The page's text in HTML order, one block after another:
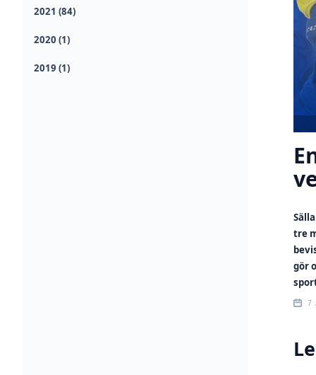
2021 (84)
2020 (1)
2019 (1)
tre
gör
7